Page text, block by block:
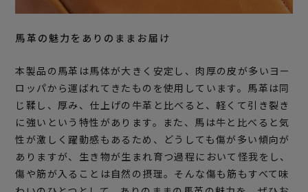
馬革の魅力をありのままお届け
本製品の馬革は馬体が大きく安定し、肉厚の皮が多いヨー
ロッパから運ばれてきたものを使用しています。馬革は同
じ鞣し、厚み、仕上げの牛革と比べると、軽くて引き裂き
に強いという特性があります。また、馬は牛と比べると気
性が激しく躍動感もあるため、どうしても傷が多い傾向が
ありますが、生き物が生まれ育つ過程において怪我をし、
傷や筋が入ることは自然の摂理。そんな傷も筋もすべて味